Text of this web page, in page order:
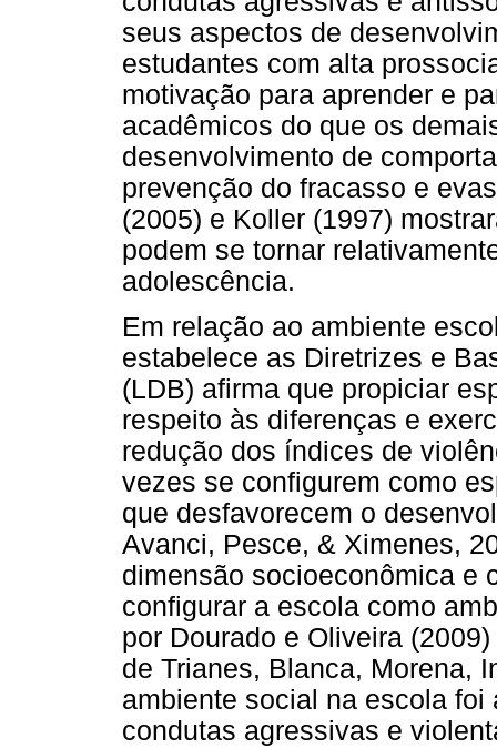
seus aspectos de
estudantes com alta
motivação para aprender e
acadêmicos do que os
desenvolvimento de
prevenção do fracasso e
(2005) e Koller (1997)
podem se tornar
adolescência.
Em relação ao ambiente
estabelece as Diretrizes e
(LDB) afirma que propiciar
respeito às diferenças e
redução dos índices de
vezes se configurem como
que desfavorecem o
Avanci, Pesce, & Ximenes,
dimensão socioeconômica e
configurar a escola como
por Dourado e Oliveira
de Trianes, Blanca, Morena,
ambiente social na escola
condutas agressivas e